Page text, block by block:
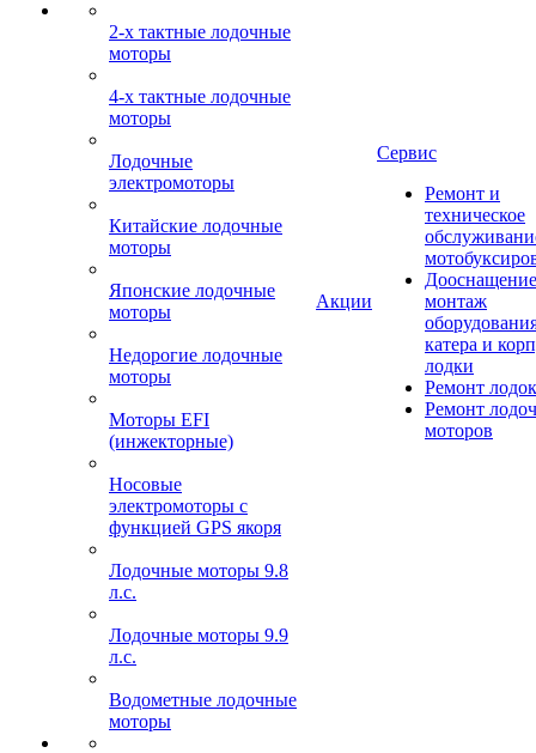
2-х тактные лодочные
моторы
4-х тактные лодочные
моторы
Лодочные
электромоторы
Китайские лодочные
моторы
Японские лодочные
моторы
Недорогие лодочные
моторы
Моторы EFI
(инжекторные)
Носовые
электромоторы с
функцией GPS якоря
Лодочные моторы 9.8
л.с.
Лодочные моторы 9.9
л.с.
Водометные лодочные
моторы
Акции
Сервис
Ремонт и
техническое
монтаж
катера и
лодки
Ремонт
Ремонт
моторов